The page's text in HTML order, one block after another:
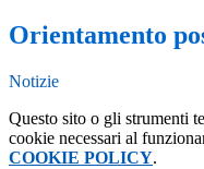
Orientamento
Notizie
Questo sito o gli strumenti
cookie necessari al
COOKIE POLICY.